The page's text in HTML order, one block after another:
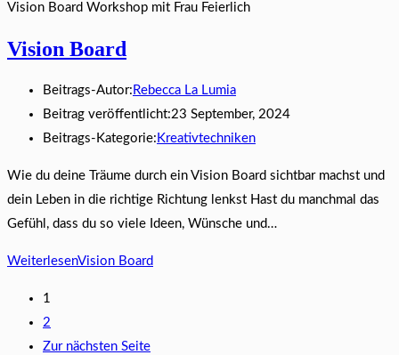
Vision Board Workshop mit Frau Feierlich
Vision Board
Beitrags-Autor: Rebecca La Lumia
Beitrag veröffentlicht:23 September, 2024
Beitrags-Kategorie: Kreativtechniken
Wie du deine Träume durch ein Vision Board sichtbar machst und
dein Leben in die richtige Richtung lenkst Hast du manchmal das
Gefühl, dass du so viele Ideen, Wünsche und…
WeiterlesenVision Board
1
2
Zur nächsten Seite